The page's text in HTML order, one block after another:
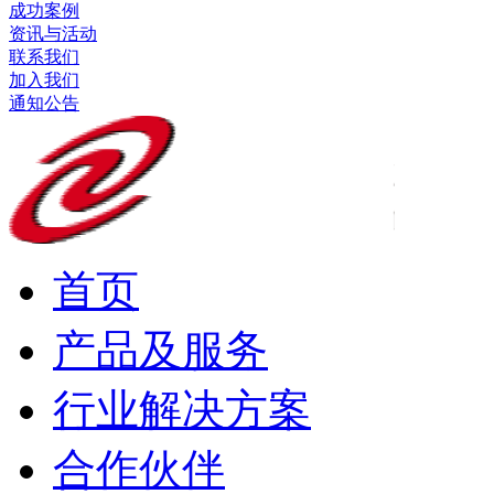
成功案例
资讯与活动
联系我们
加入我们
通知公告
首页
产品及服务
行业解决方案
合作伙伴